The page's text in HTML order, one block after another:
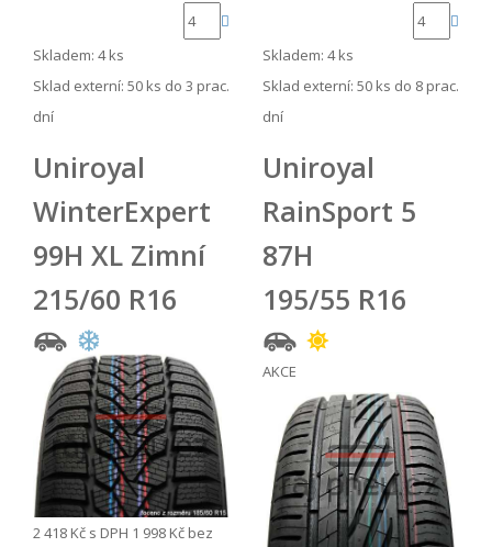
Skladem: 4 ks
Sklad externí: 50 ks do 3 prac.
dní
Skladem: 4 ks
Sklad externí: 50 ks do 8 prac.
dní
Uniroyal
WinterExpert
99H XL Zimní
215/60 R16
2 418 Kč s DPH 1 998 Kč bez
Uniroyal
RainSport 5
87H
195/55 R16
AKCE